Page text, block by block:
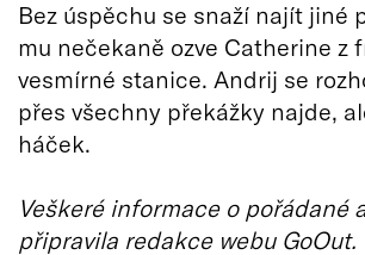
Bez úspěchu se snaží najít jiné
mu nečekaně ozve Catherine z
vesmírné stanice. Andrij se
přes všechny překážky najde,
háček.
Veškeré informace o pořádané
připravila redakce webu GoOut.